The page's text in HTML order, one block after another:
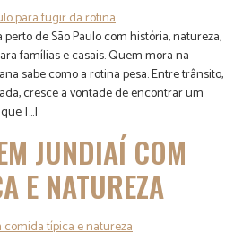
de São Paulo com história, natureza,
famílias e casais. Quem mora na
sabe como a rotina pesa. Entre trânsito,
cresce a vontade de encontrar um
[…]
JUNDIAÍ COM
E NATUREZA